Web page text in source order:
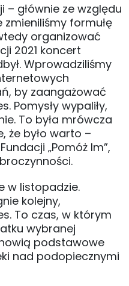
głównie ze względu
formułę
organizować
2021 koncert
Wprowadziliśmy
by zaangażować
Pomysły wypaliły,
To była mrówcza
że było warto –
„Pomóż Im”,
w listopadzie.
kolejny,
To czas, w którym
wybranej
podstawowe
nad podopiecznymi